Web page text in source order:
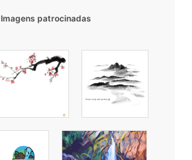
Imagens patrocinadas